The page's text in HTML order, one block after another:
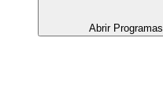
Abrir Programas